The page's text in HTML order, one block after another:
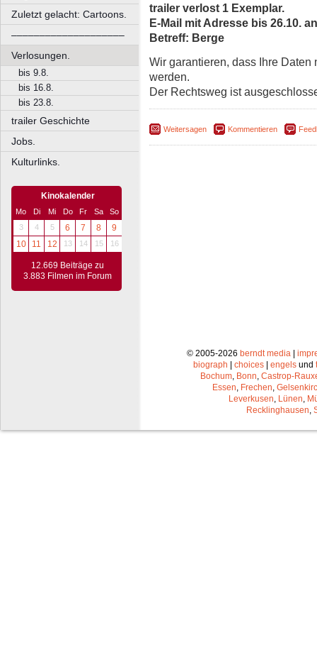
Zuletzt gelacht: Cartoons.
––––––––––––––––––––
Verlosungen.
bis 9.8.
bis 16.8.
bis 23.8.
trailer Geschichte
Jobs.
Kulturlinks.
Kinokalender
Mo Di Mi Do Fr Sa
So
3
4 5 6 7 8
9
10
11 12 13 14 15 16
12.669 Beiträge zu
3.883 Filmen im Forum
trailer verlost 1 Exemplar.
E-Mail mit Adresse bis 26.10.
Betreff: Berge
Wir garantieren, dass Ihre
werden.
Der Rechtsweg ist
Weitersagen Kommentieren
© 2005-2026 berndt media|
biograph
choices engels und
Bochum, Bonn, Castrop-
Essen, Frechen,
Leverkusen, Lünen,
Recklinghausen,